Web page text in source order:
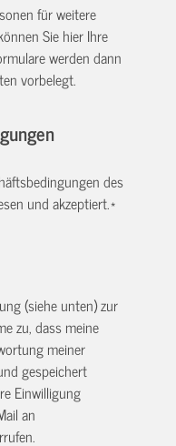
für weitere
Sie hier Ihre
werden dann
vorbelegt.
des
und akzeptiert.*
(siehe unten) zur
zu, dass meine
meiner
gespeichert
Einwilligung
an